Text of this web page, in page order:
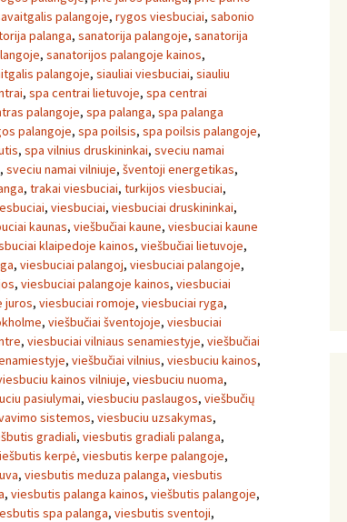
palangoje, rygos viesbuciai, sabonio
palanga, sanatorija palangoje, sanatorija
, sanatorijos palangoje kainos,
palangoje, siauliai viesbuciai, siauliu
, spa centrai lietuvoje, spa centrai
palangoje, spa palanga, spa palanga
palangoje, spa poilsis, spa poilsis palangoje,
, spa vilnius druskininkai, sveciu namai
, sveciu namai vilniuje, šventoji energetikas,
, trakai viesbuciai, turkijos viesbuciai,
, viesbuciai, viesbuciai druskininkai,
kaunas, viešbučiai kaune, viesbuciai kaune
klaipedoje kainos, viešbučiai lietuvoje,
, viesbuciai palangoj, viesbuciai palangoje,
, viesbuciai palangoje kainos, viesbuciai
juros, viesbuciai romoje, viesbuciai ryga,
, viešbučiai šventojoje, viesbuciai
, viesbuciai vilniaus senamiestyje, viešbučiai
, viešbučiai vilnius, viesbuciu kainos,
kainos vilniuje, viesbuciu nuoma,
pasiulymai, viesbuciu paslaugos, viešbučių
sistemos, viesbuciu uzsakymas,
gradiali, viesbutis gradiali palanga,
kerpė, viesbutis kerpe palangoje,
, viesbutis meduza palanga, viesbutis
, viesbutis palanga kainos, viešbutis palangoje,
spa palanga, viesbutis sventoji,